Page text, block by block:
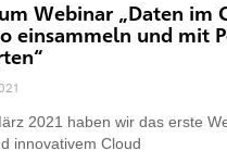
Webinar „Daten im
einsammeln und mit
2021 haben wir das erste
innovativem Cloud